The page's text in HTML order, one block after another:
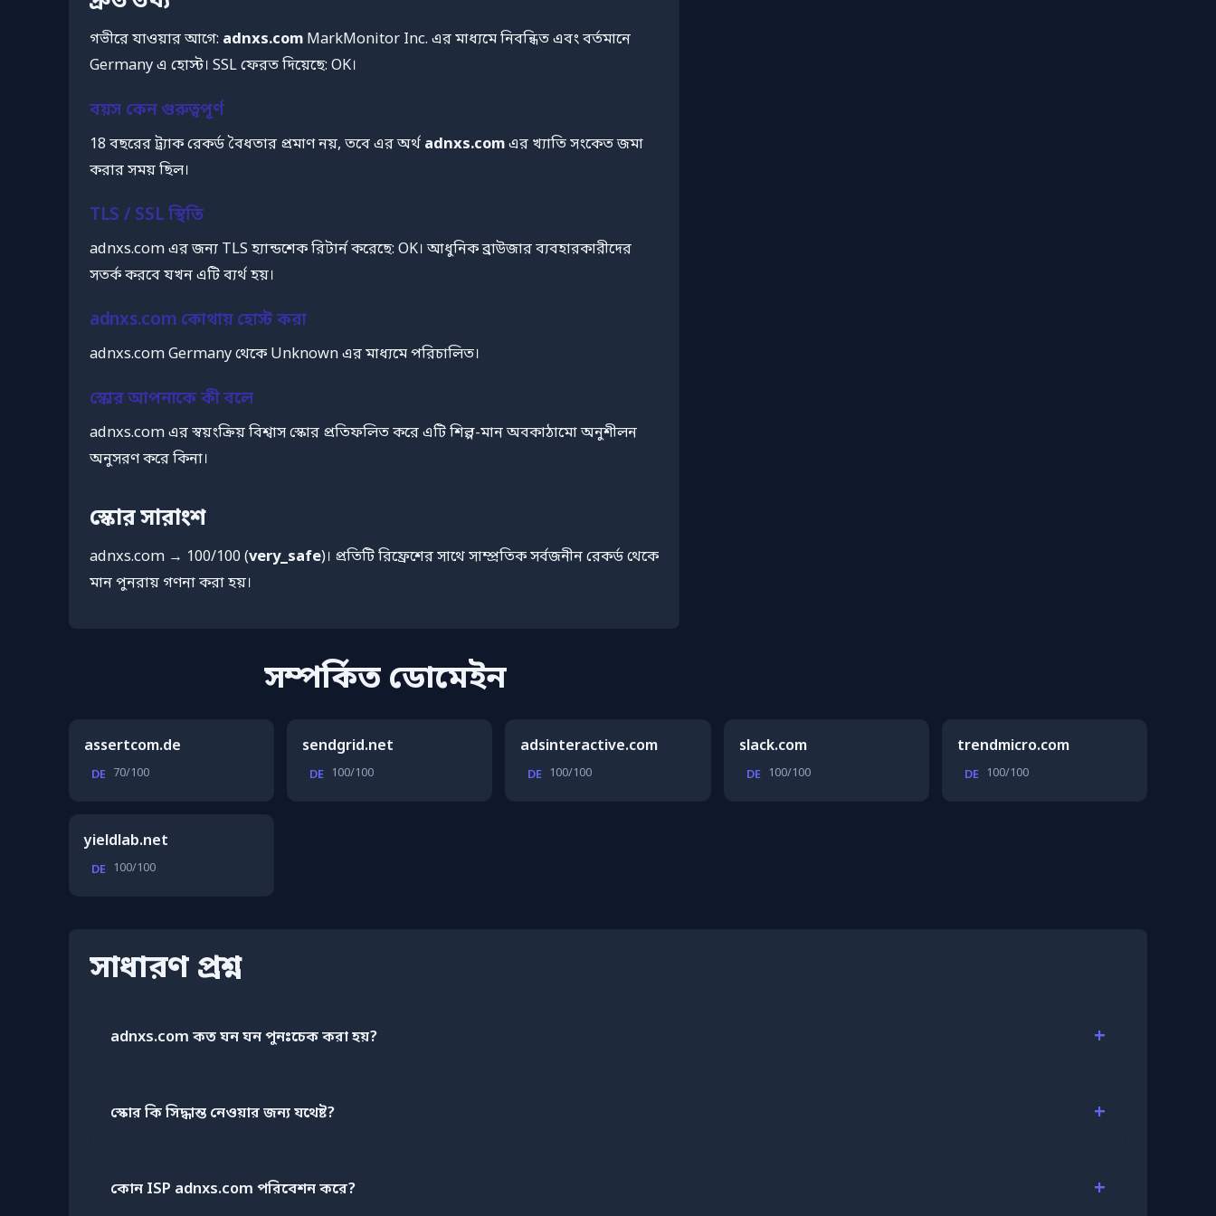
গভীরে যাওয়ার আগে: adnxs.com MarkMonitor Inc. এর মাধ্যমে নিবন্ধিত এবং বর্তমানে
Germany এ হোস্ট। SSL ফেরত দিয়েছে: OK।
বয়স কেন গুরুত্বপূর্ণ
18 বছরের ট্র্যাক রেকর্ড বৈধতার প্রমাণ নয়, তবে এর অর্থ adnxs.comএর খ্যাতি সংকেত জমা
করার সময় ছিল।
TLS / SSL স্থিতি
adnxs.com এর জন্য TLS হ্যান্ডশেক রিটার্ন করেছে: OK। আধুনিক ব্রাউজার ব্যবহারকারীদের
সতর্ক করবে যখন এটি ব্যর্থ হয়।
adnxs.com কোথায় হোস্ট করা
adnxs.com Germany থেকে Unknown এর মাধ্যমে পরিচালিত।
স্কোর আপনাকে কী বলে
adnxs.com এর স্বয়ংক্রিয় বিশ্বাস স্কোর প্রতিফলিত করে এটি শিল্প-মান অবকাঠামো অনুশীলন
অনুসরণ করে কিনা।
স্কোর সারাংশ
adnxs.com → 100/100 (very_safe)। প্রতিটি রিফ্রেশের সাথে সাম্প্রতিক সর্বজনীন রেকর্ড থেকে
মান পুনরায় গণনা করা হয়।
সম্পর্কিত ডোমেইন
assertcom.de
DE 70/100
sendgrid.net
DE 100/100
adsinteractive.com
DE 100/100
slack.com
DE 100/100
trendmicro.com
DE 100/100
yieldlab.net
DE 100/100
সাধারণ প্রশ্ন
adnxs.com কত ঘন ঘন পুনঃচেক করা হয়?
স্কোর কি সিদ্ধান্ত নেওয়ার জন্য যথেষ্ট?
কোন ISP adnxs.com পরিবেশন করে?